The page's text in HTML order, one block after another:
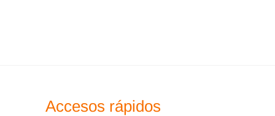
Accesos rápidos